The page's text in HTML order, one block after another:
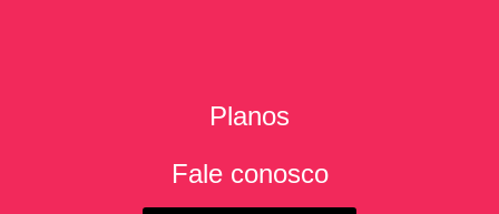
Planos
Fale conosco